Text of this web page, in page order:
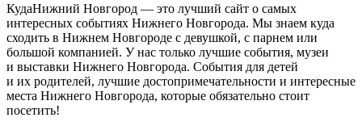
КудаНижний Новгород — это лучший сайт о самых
интересных событиях Нижнего Новгорода. Мы знаем куда
сходить в Нижнем Новгороде с девушкой, с парнем или
большой компанией. У нас только лучшие события, музеи
и выставки Нижнего Новгорода. События для детей
и их родителей, лучшие достопримечательности и интересные
места Нижнего Новгорода, которые обязательно стоит
посетить!